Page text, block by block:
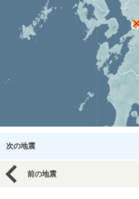
次の地震
前の地震